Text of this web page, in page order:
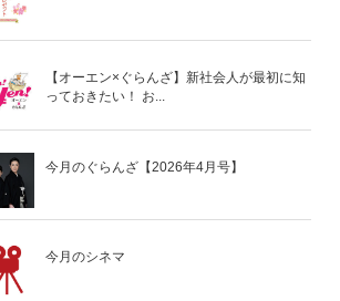
【オーエン×ぐらんざ】新社会人が最初に知
っておきたい！ お...
今月のぐらんざ【2026年4月号】
今月のシネマ